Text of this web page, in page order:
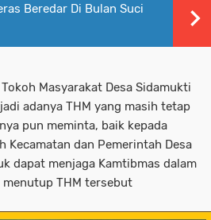
Beredar Di Bulan Suci
Masyarakat Desa Sidamukti
adanya THM yang masih tetap
pun meminta, baik kepada
Kecamatan dan Pemerintah Desa
dapat menjaga Kamtibmas dalam
menutup THM tersebut